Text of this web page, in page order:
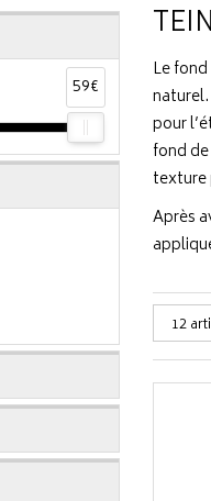
59€
Le
pour
fond
texture
Après